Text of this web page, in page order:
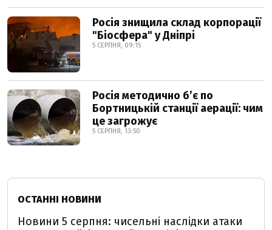
Росія знищила склад корпорації
"Біосфера" у Дніпрі
5 СЕРПНЯ, 09:15
Росія методично б’є по
Бортницькій станції аерації: чим
це загрожує
5 СЕРПНЯ, 13:50
ОСТАННІ НОВИНИ
Новини 5 серпня: чисельні наслідки атаки